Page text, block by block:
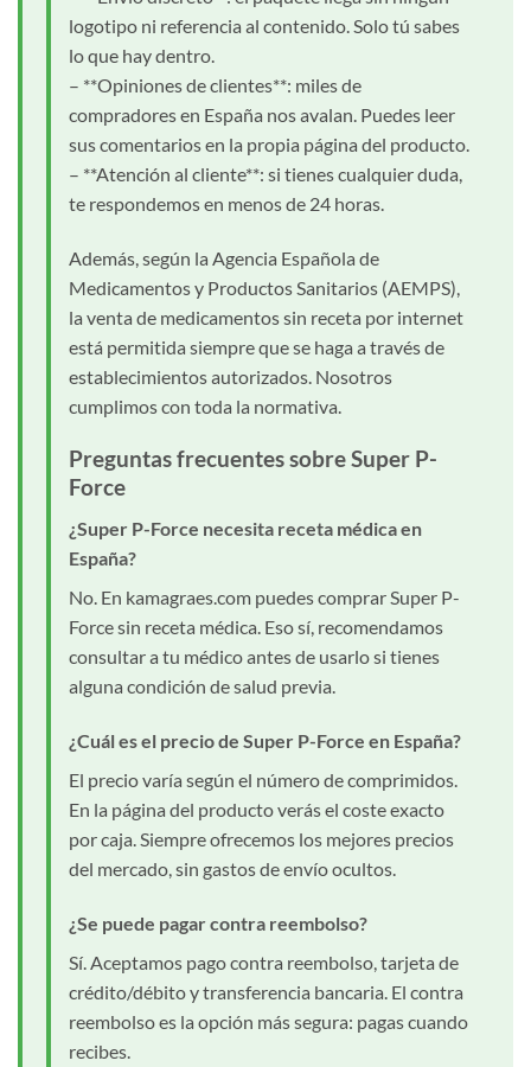
logotipo ni referencia al contenido. Solo tú sabes
lo que hay dentro.
– **Opiniones de clientes**: miles de
compradores en España nos avalan. Puedes leer
sus comentarios en la propia página del producto.
– **Atención al cliente**: si tienes cualquier duda,
te respondemos en menos de 24 horas.
Además, según la Agencia Española de
Medicamentos y Productos Sanitarios (AEMPS),
la venta de medicamentos sin receta por internet
está permitida siempre que se haga a través de
establecimientos autorizados. Nosotros
cumplimos con toda la normativa.
Preguntas frecuentes sobre Super P-
Force
¿Super P-Force necesita receta médica en
España?
No. En kamagraes.com puedes comprar Super P-
Force sin receta médica. Eso sí, recomendamos
consultar a tu médico antes de usarlo si tienes
alguna condición de salud previa.
¿Cuál es el precio de Super P-Force en España?
El precio varía según el número de comprimidos.
En la página del producto verás el coste exacto
por caja. Siempre ofrecemos los mejores precios
del mercado, sin gastos de envío ocultos.
¿Se puede pagar contra reembolso?
Sí. Aceptamos pago contra reembolso, tarjeta de
crédito/débito y transferencia bancaria. El contra
reembolso es la opción más segura: pagas cuando
recibes.